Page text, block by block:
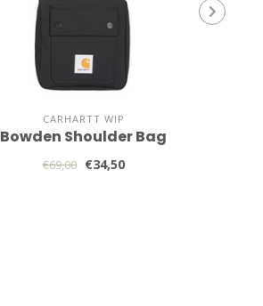
CARHARTT WIP
Bowden Shoulder Bag
€69,00 €34,50